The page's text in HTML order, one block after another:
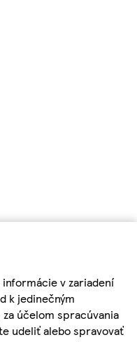
v zariadení
k jedinečným
účelom spracúvania
udeliť alebo spravovať